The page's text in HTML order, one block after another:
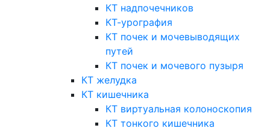
КТ надпочечников
КТ-урография
КТ почек и мочевыводящих
путей
КТ почек и мочевого пузыря
КТ желудка
КТ кишечника
КТ виртуальная колоноскопия
КТ тонкого кишечника